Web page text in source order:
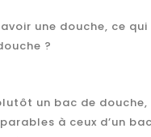
une douche, ce
?
un bac de
à ceux d’un